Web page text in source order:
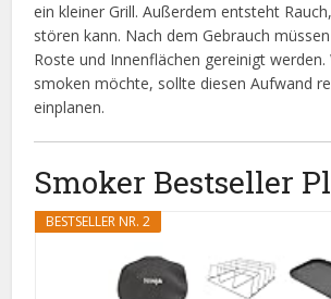
ein kleiner Grill. Außerdem entsteht
stören kann. Nach dem Gebrauch
Roste und Innenflächen gereinigt
smoken möchte, sollte diesen Aufwand
einplanen.
Smoker Bestseller
BESTSELLER NR. 2